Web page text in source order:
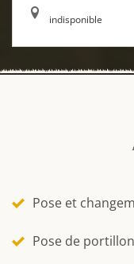
indisponible
Pose et
Pose de